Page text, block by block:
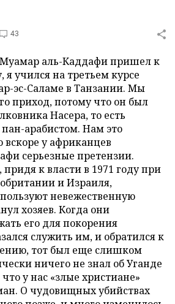
43
аль-Каддафи пришел к
я учился на третьем курсе
эс-Саламе в Танзании. Мы
приход, потому что он был
Насера, то есть
арабистом. Нам это
у африканцев
серьезные претензии.
к власти в 1971 году при
и Израиля,
невежественную
хозяев. Когда они
его для покорения
служить им, и обратился к
тот был еще слишком
ничего не знал об Уганде
у нас «злые христиане»
О чудовищных убийствах